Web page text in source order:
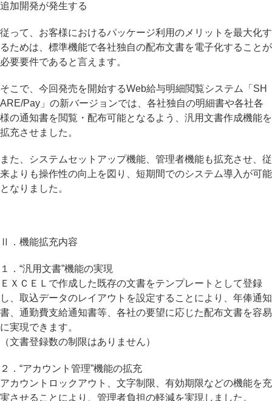
追加開発が発生する
従って、お客様におけるパッケージ利用のメリットを最大化す
るためは、標準機能で各社独自の配布文書を電子化することが
必要要件であると言えます。
そこで、今回発売を開始するWeb給与明細閲覧システム「SH
ARE/Pay」の新バージョンでは、各社独自の明細書や各社各
様の通知書を閲覧・配布可能となるよう、汎用文書作成機能を
拡充させました。
また、システムセットアップ機能、管理者機能も拡充させ、従
来よりも操作性の向上を図り、短期間でのシステム導入が可能
となりました。
Ⅱ．機能拡充内容
１．“汎用文書”機能の実現
ＥＸＣＥＬで作成した既存の文書をテンプレートとして登録
し、取込データのレイアウトを設定することにより、年俸通知
書、通勤費支給通知書等、各社の要望に応じた配布文書を容易
に実現できます。
（文書登録数の制限はありません）
２．“アカウント管理”機能の拡充
アカウントロックアウト、文字制限、有効期限などの機能を充
実させることにより、管理者負担の軽減を実現しました。